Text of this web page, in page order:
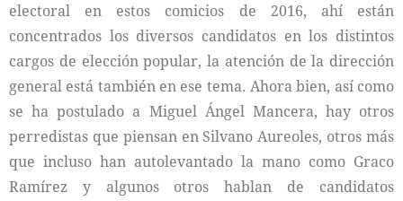
electoral en estos comicios de 2016, ahí están
concentrados los diversos candidatos en los distintos
cargos de elección popular, la atención de la dirección
general está también en ese tema. Ahora bien, así como
se ha postulado a Miguel Ángel Mancera, hay otros
perredistas que piensan en Silvano Aureoles, otros más
que incluso han autolevantado la mano como Graco
Ramírez y algunos otros hablan de candidatos